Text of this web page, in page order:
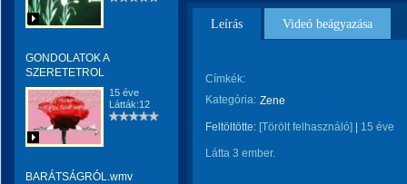
GONDOLATOK A
SZERETETROL
15 éve
Látták:12
BARÁTSÁGRÓL.wmv
Leírás Videó beágyazása
Címkék:
Kategória: Zene
Feltöltötte: [Törölt felhasználó] 15 éve
Látta 3 ember.